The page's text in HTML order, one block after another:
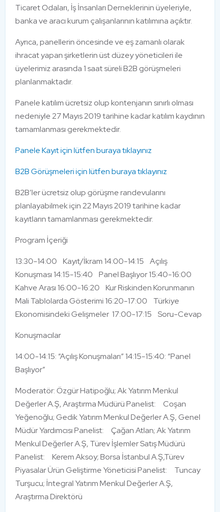
Ticaret Odaları, İş İnsanları Derneklerinin üyeleriyle,
banka ve aracı kurum çalışanlarının katılımına açıktır.
Ayrıca, panellerin öncesinde ve eş zamanlı olarak
ihracat yapan şirketlerin üst düzey yöneticileri ile
üyelerimiz arasında 1 saat süreli B2B görüşmeleri
planlanmaktadır.
Panele katılım ücretsiz olup kontenjanın sınırlı olması
nedeniyle 27 Mayıs 2019 tarihine kadar katılım kaydının
tamamlanması gerekmektedir.
Panele Kayıt için lütfen buraya tıklayınız
B2B Görüşmeleri için lütfen buraya tıklayınız
B2B’ler ücretsiz olup görüşme randevularını
planlayabilmek için 22 Mayıs 2019 tarihine kadar
kayıtların tamamlanması gerekmektedir.
Program İçeriği
13:30-14:00 Kayıt/İkram 14:00-14:15 Açılış
Konuşması 14:15-15:40 Panel Başlıyor 15:40-16:00
Kahve Arası 16:00-16:20 Kur Riskinden Korunmanın
Mali Tablolarda Gösterimi 16:20-17:00 Türkiye
Ekonomisindeki Gelişmeler 17:00-17:15 Soru-Cevap
Konuşmacılar
14:00-14:15: “Açılış Konuşmaları” 14:15-15:40: “Panel
Başlıyor”
Moderatör: Özgür Hatipoğlu; Ak Yatırım Menkul
Değerler A.Ş, Araştırma Müdürü Panelist: Coşan
Yeğenoğlu; Gedik Yatırım Menkul Değerler A.Ş, Genel
Müdür Yardımcısı Panelist: Çağan Atlan; Ak Yatırım
Menkul Değerler A.Ş, Türev İşlemler Satış Müdürü
Panelist: Kerem Aksoy; Borsa İstanbul A.Ş,Türev
Piyasalar Ürün Geliştirme Yöneticisi Panelist: Tuncay
Turşucu; İntegral Yatırım Menkul Değerler A.Ş,
Araştırma Direktörü